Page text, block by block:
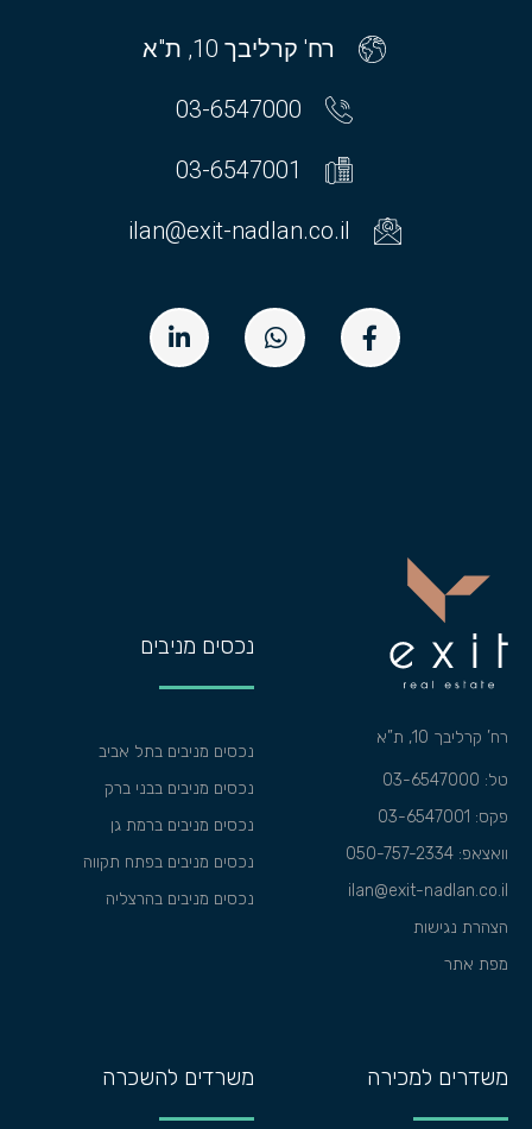
רח' קרליבך 10, ת"א
03-6547000
03-6547001
ilan@exit-nadlan.co.il
משרדים להשכרה משדרים למכירה
נכסים מניבים
נכסים מניבים בתל אביב
נכסים מניבים בבני ברק
נכסים מניבים ברמת גן
נכסים מניבים בפתח תקווה
נכסים מניבים בהרצליה
רח’ קרליבך 10, ת”א
טל: 03-6547000
פקס: 03-6547001
וואצאפ: 050-757-2334
ilan@exit-nadlan.co.il
הצהרת נגישות
מפת אתר